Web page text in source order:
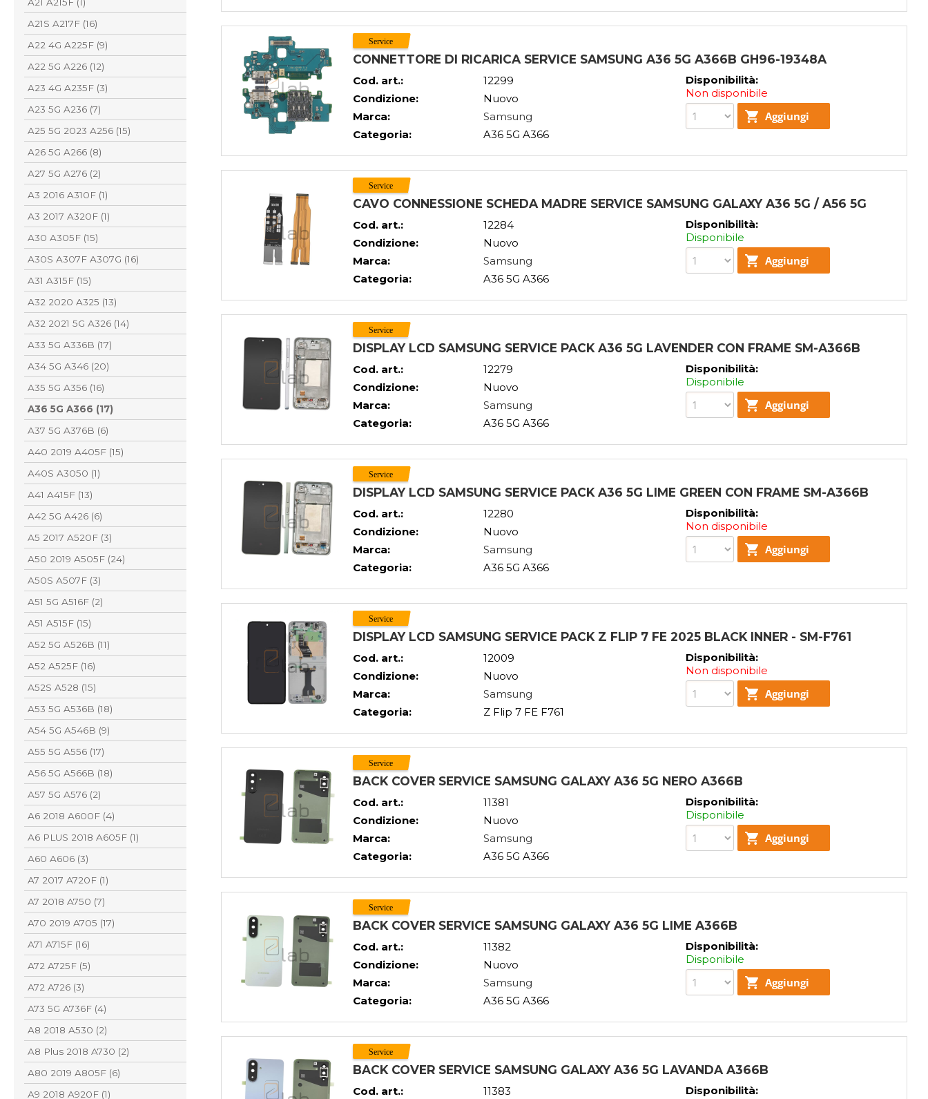
A21S A217F (16)
A22 4G A225F (9)
A22 5G A226 (12)
A23 4G A235F (3)
A23 5G A236 (7)
A25 5G 2023 A256 (15)
A26 5G A266 (8)
A27 5G A276 (2)
A3 2016 A310F (1)
A3 2017 A320F (1)
A30 A305F (15)
A30S A307F A307G (16)
A31 A315F (15)
A32 2020 A325 (13)
A32 2021 5G A326 (14)
A33 5G A336B (17)
A34 5G A346 (20)
A35 5G A356 (16)
A36 5G A366 (17)
A37 5G A376B (6)
A40 2019 A405F (15)
A40S A3050 (1)
A41 A415F (13)
A42 5G A426 (6)
A5 2017 A520F (3)
A50 2019 A505F (24)
A50S A507F (3)
A51 5G A516F (2)
A51 A515F (15)
A52 5G A526B (11)
A52 A525F (16)
A52S A528 (15)
A53 5G A536B (18)
A54 5G A546B (9)
A55 5G A556 (17)
A56 5G A566B (18)
A57 5G A576 (2)
A6 2018 A600F (4)
A6 PLUS 2018 A605F (1)
A60 A606 (3)
A7 2017 A720F (1)
A7 2018 A750 (7)
A70 2019 A705 (17)
A71 A715F (16)
A72 A725F (5)
A72 A726 (3)
A73 5G A736F (4)
A8 2018 A530 (2)
A8 Plus 2018 A730 (2)
A80 2019 A805F (6)
A9 2018 A920F (1)
CONNETTORE DI RICARICA SERVICE SAMSUNG A36 5G A366B GH96-19348A
Cod. art.:
12299
Condizione:
Nuovo
Marca:
Samsung
Categoria:
A36 5G A366
Disponibilità:
Non disponibile
CAVO CONNESSIONE SCHEDA MADRE SERVICE SAMSUNG GALAXY A36 5G / A56 5G
Cod. art.:
12284
Condizione:
Nuovo
Marca:
Samsung
Categoria:
A36 5G A366
Disponibilità:
Disponibile
DISPLAY LCD SAMSUNG SERVICE PACK A36 5G LAVENDER CON FRAME SM-A366B
Cod. art.:
12279
Condizione:
Nuovo
Marca:
Samsung
Categoria:
A36 5G A366
Disponibilità:
Disponibile
DISPLAY LCD SAMSUNG SERVICE PACK A36 5G LIME GREEN CON FRAME SM-A366B
Cod. art.:
12280
Condizione:
Nuovo
Marca:
Samsung
Categoria:
A36 5G A366
Disponibilità:
Non disponibile
DISPLAY LCD SAMSUNG SERVICE PACK Z FLIP 7 FE 2025 BLACK INNER - SM-F761
Cod. art.:
12009
Condizione:
Nuovo
Marca:
Samsung
Categoria:
Z Flip 7 FE F761
Disponibilità:
Non disponibile
BACK COVER SERVICE SAMSUNG GALAXY A36 5G NERO A366B
Cod. art.:
11381
Condizione:
Nuovo
Marca:
Samsung
Categoria:
A36 5G A366
Disponibilità:
Disponibile
BACK COVER SERVICE SAMSUNG GALAXY A36 5G LIME A366B
Cod. art.:
11382
Condizione:
Nuovo
Marca:
Samsung
Categoria:
A36 5G A366
Disponibilità:
Disponibile
BACK COVER SERVICE SAMSUNG GALAXY A36 5G LAVANDA A366B
Cod. art.: 11383
Disponibilità: